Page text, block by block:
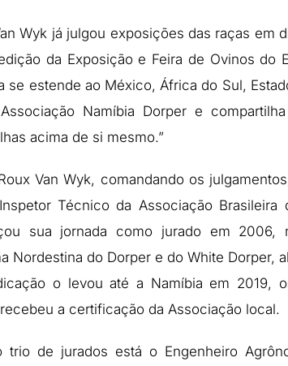
Wyk já julgou exposições das raças em
da Exposição e Feira de Ovinos do
se estende ao México, África do Sul,
Namíbia Dorper e
acima de si mesmo.”
Van Wyk, comandando os
Técnico da Associação Brasileira
sua jornada como jurado em 2006,
Nordestina do Dorper e do White Dorper,
o levou até a Namíbia em 2019,
a certificação da Associação local.
trio de jurados está o Engenheiro